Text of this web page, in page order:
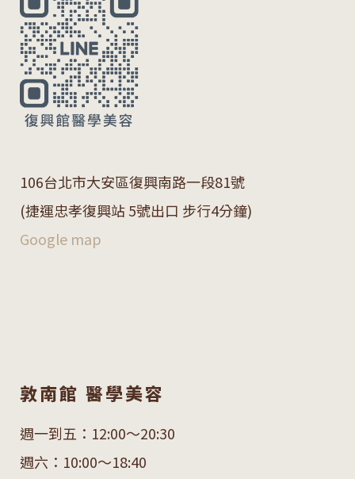
106台北市大安區復興南路一段81號
(捷運忠孝復興站 5號出口 步行4分鐘)
Google map
敦南館 醫學美容
週一到五：12:00～20:30
週六：10:00～18:40